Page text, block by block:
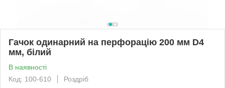
Гачок одинарний на перфорацію 200 мм D4
мм, білий
В наявності
Код: 100-610
Роздріб